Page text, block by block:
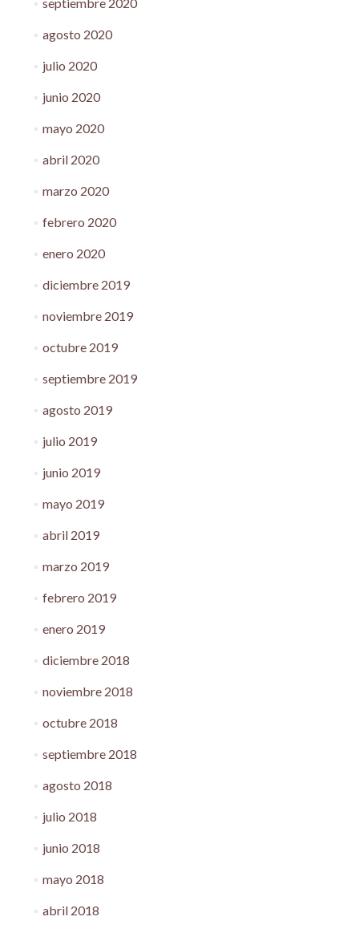
agosto 2020
julio 2020
junio 2020
mayo 2020
abril 2020
marzo 2020
febrero 2020
enero 2020
diciembre 2019
noviembre 2019
octubre 2019
septiembre 2019
agosto 2019
julio 2019
junio 2019
mayo 2019
abril 2019
marzo 2019
febrero 2019
enero 2019
diciembre 2018
noviembre 2018
octubre 2018
septiembre 2018
agosto 2018
julio 2018
junio 2018
mayo 2018
abril 2018